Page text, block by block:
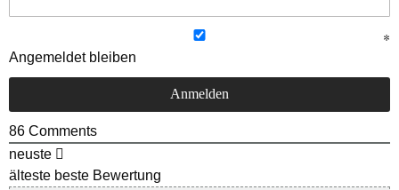
Angemeldet bleiben
86 Comments
neuste
älteste beste Bewertung